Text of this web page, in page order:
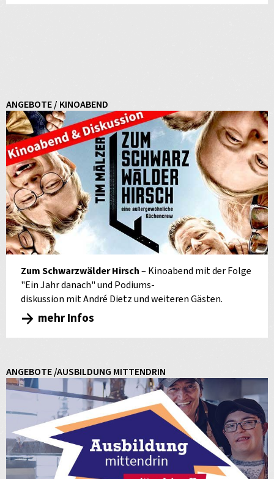
ANGEBOTE / KINOABEND
Zum Schwarzwälder Hirsch– Kinoabend mit der Folge
"Ein Jahr danach" und Podiums-
diskussion mit André Dietz und weiteren Gästen.
mehr Infos
ANGEBOTE /AUSBILDUNG MITTENDRIN